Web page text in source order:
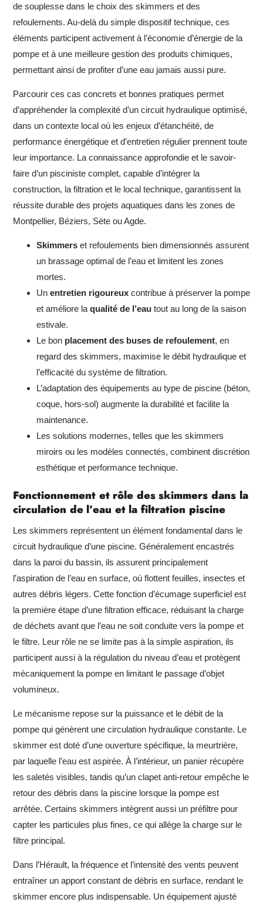
de souplesse dans le choix des skimmers et des
refoulements. Au-delà du simple dispositif technique, ces
éléments participent activement à l’économie d’énergie de la
pompe et à une meilleure gestion des produits chimiques,
permettant ainsi de profiter d’une eau jamais aussi pure.
Parcourir ces cas concrets et bonnes pratiques permet
d’appréhender la complexité d’un circuit hydraulique optimisé,
dans un contexte local où les enjeux d’étanchéité, de
performance énergétique et d’entretien régulier prennent toute
leur importance. La connaissance approfondie et le savoir-
faire d’un pisciniste complet, capable d’intégrer la
construction, la filtration et le local technique, garantissent la
réussite durable des projets aquatiques dans les zones de
Montpellier, Béziers, Sète ou Agde.
Skimmers et refoulements bien dimensionnés assurent
un brassage optimal de l’eau et limitent les zones
mortes.
Un entretien rigoureux contribue à préserver la pompe
et améliore la qualité de l’eau tout au long de la saison
estivale.
Le bon placement des buses de refoulement, en
regard des skimmers, maximise le débit hydraulique et
l’efficacité du système de filtration.
L’adaptation des équipements au type de piscine (béton,
coque, hors-sol) augmente la durabilité et facilite la
maintenance.
Les solutions modernes, telles que les skimmers
miroirs ou les modèles connectés, combinent discrétion
esthétique et performance technique.
Fonctionnement et rôle des skimmers dans la
circulation de l’eau et la filtration piscine
Les skimmers représentent un élément fondamental dans le
circuit hydraulique d’une piscine. Généralement encastrés
dans la paroi du bassin, ils assurent principalement
l’aspiration de l’eau en surface, où flottent feuilles, insectes et
autres débris légers. Cette fonction d’écumage superficiel est
la première étape d’une filtration efficace, réduisant la charge
de déchets avant que l’eau ne soit conduite vers la pompe et
le filtre. Leur rôle ne se limite pas à la simple aspiration, ils
participent aussi à la régulation du niveau d’eau et protègent
mécaniquement la pompe en limitant le passage d’objet
volumineux.
Le mécanisme repose sur la puissance et le débit de la
pompe qui génèrent une circulation hydraulique constante. Le
skimmer est doté d’une ouverture spécifique, la meurtrière,
par laquelle l’eau est aspirée. À l’intérieur, un panier récupère
les saletés visibles, tandis qu’un clapet anti-retour empêche le
retour des débris dans la piscine lorsque la pompe est
arrêtée. Certains skimmers intègrent aussi un préfiltre pour
capter les particules plus fines, ce qui allège la charge sur le
filtre principal.
Dans l’Hérault, la fréquence et l’intensité des vents peuvent
entraîner un apport constant de débris en surface, rendant le
skimmer encore plus indispensable. Un équipement ajusté